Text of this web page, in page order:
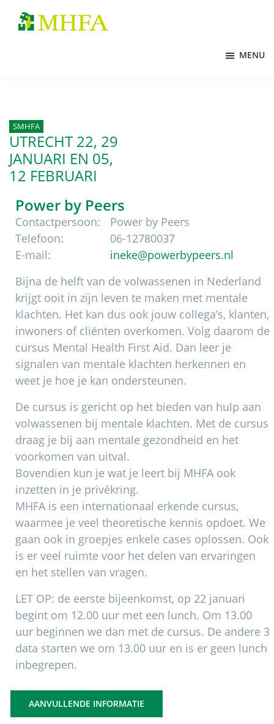
naar
naar
naar
MENU
SMHFA
UTRECHT 22, 29
JANUARI EN 05,
12 FEBRUARI
Power by Peers
Contactpersoon:
Power by Peers
Telefoon:
06-12780037
E-mail:
ineke@powerbypeers.nl
Bijna de helft van de volwassenen in Nederland
krijgt ooit in zijn leven te maken met mentale
klachten. Het kan dus ook jouw collega’s, klanten,
inwoners of cliënten overkomen. Volg daarom de
cursus Mental Health First Aid. Dan leer je
signalen van mentale klachten herkennen en
weet je hoe je kan ondersteunen.
De cursus is gericht op het bieden van hulp aan
volwassenen bij mentale klachten. Met de cursus
draag je bij aan mentale gezondheid en het
voorkomen van uitval.
Bovendien kun je wat je leert bij MHFA ook
inzetten in je privékring.
MHFA is een internationaal erkende cursus,
waarmee je veel theoretische kennis opdoet. We
gaan ook in groepjes enkele cases oplossen. Ook
is er veel ruimte voor het delen van ervaringen
en het stellen van vragen.
LET OP: de eerste bijeenkomst, op 22 januari
begint om 12.00 uur met een lunch. Om 13.00
uur beginnen we dan met de cursus. De andere 3
data starten we om 13.00 uur en is er geen lunch
inbegrepen.
AANVULLENDE INFORMATIE